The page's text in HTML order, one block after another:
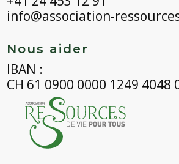
info@association-
Nous aider
IBAN :
CH 61 0900 0000 1249 4048